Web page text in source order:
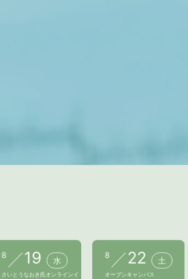
8 19 水
さいとうなおき氏オンラインイ
8 22 土
オープンキャンパス